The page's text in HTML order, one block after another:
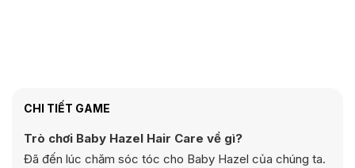
CHI TIẾT GAME
Trò chơi Baby Hazel Hair Care về gì?
Đã đến lúc chăm sóc tóc cho Baby Hazel của chúng ta.